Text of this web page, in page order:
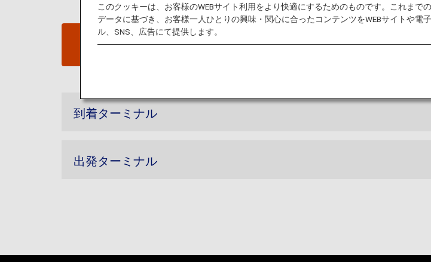
ソウル - 金浦国際空港ウェブ
到着ターミナル
出発ターミナル
このクッキーは、お客様のWEBサイト利用をより快適にするためのものです。これまで
データに基づき、お客様一人ひとりの興味・関心に合ったコンテンツをWEBサイトや電
ル、SNS、広告にて提供します。